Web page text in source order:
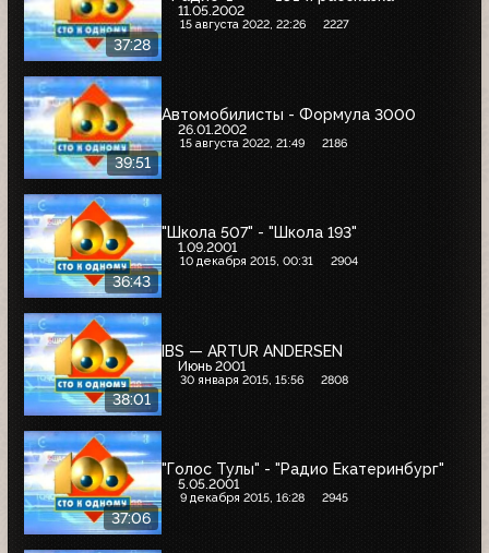
37:28
11.05.2002
15 августа 2022, 22:26 2227
39:51
Автомобилисты - Формула 3000
26.01.2002
15 августа 2022, 21:49 2186
36:43
"Школа 507" - "Школа 193"
1.09.2001
10 декабря 2015, 00:31 2904
38:01
IBS — ARTUR ANDERSEN
Июнь 2001
30 января 2015, 15:56 2808
37:06
"Голос Тулы" - "Радио Екатеринбург"
5.05.2001
9 декабря 2015, 16:28 2945